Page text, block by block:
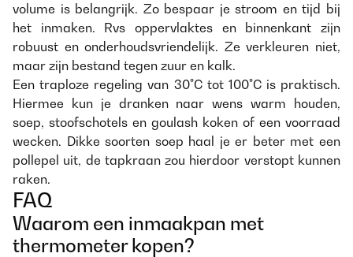
volume is belangrijk. Zo bespaar je stroom en tijd bij
het inmaken. Rvs oppervlaktes en binnenkant zijn
robuust en onderhoudsvriendelijk. Ze verkleuren niet,
maar zijn bestand tegen zuur en kalk.
Een traploze regeling van 30°C tot 100°C is praktisch.
Hiermee kun je dranken naar wens warm houden,
soep, stoofschotels en goulash koken of een voorraad
wecken. Dikke soorten soep haal je er beter met een
pollepel uit, de tapkraan zou hierdoor verstopt kunnen
raken.
FAQ
Waarom een inmaakpan met
thermometer kopen?